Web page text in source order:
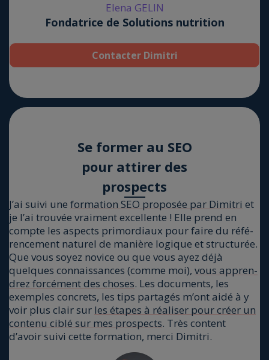
Ele­na GELIN
Fondatrice de Solutions nutrition
Contacter Dimitri
Se for­mer au SEO
pour atti­rer des
pros­pects
J’ai sui­vi une forma­tion SEO pro­po­sée par Dimi­tri et
je l’ai trou­vée vrai­ment excel­lente ! Elle prend en
compte les aspects pri­mor­diaux pour faire du réfé­
ren­ce­ment natu­rel de manière logique et struc­tu­rée.
Que vous soyez novice ou que vous ayez déjà
quelques connais­sances (comme moi), vous appren­
drez for­cé­ment des choses. Les docu­ments, les
exemples concrets, les tips par­ta­gés m’ont aidé à y
voir plus clair sur les étapes à réa­li­ser pour créer un
conte­nu ciblé sur mes pros­pects. Très content
d’avoir sui­vi cette for­ma­tion, mer­ci Dimi­tri.